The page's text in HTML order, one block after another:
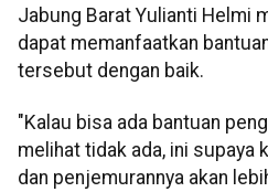
Jabung Barat Yulianti Helmi
dapat memanfaatkan
tersebut dengan baik.
"Kalau bisa ada bantuan
melihat tidak ada, ini supaya
dan penjemurannya akan